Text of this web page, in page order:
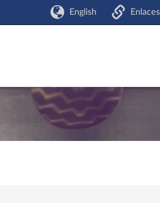
English Enlaces